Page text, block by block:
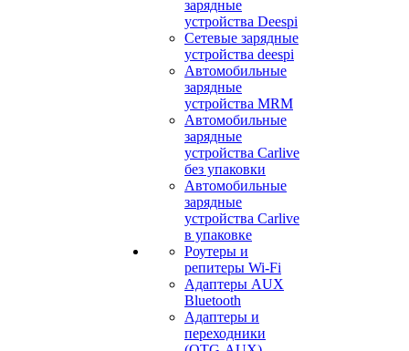
зарядные
устройства Deespi
Сетевые зарядные
устройства deespi
Автомобильные
зарядные
устройства MRM
Автомобильные
зарядные
устройства Carlive
без упаковки
Автомобильные
зарядные
устройства Carlive
в упаковке
Роутеры и
репитеры Wi-Fi
Адаптеры AUX
Bluetooth
Адаптеры и
переходники